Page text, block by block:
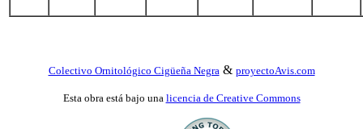
Colectivo Ornitológico Cigüeña Negra & proyectoAvis.com
Esta obra está bajo una licencia de Creative Commons